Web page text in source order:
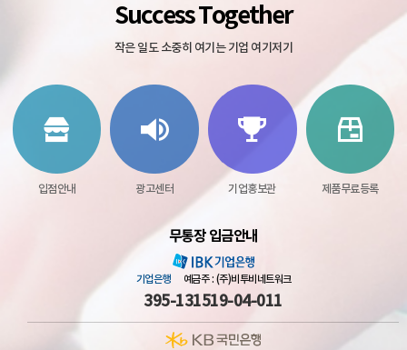
Success Together
작은 일도 소중히 여기는 기업 여기저기
입점안내 광고센터 기업홍보관 제품무료등록
무통장 입금안내
기업은행 예금주 : (주)비투비네트워크
395-131519-04-011